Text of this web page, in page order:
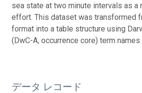
sea state at two minute intervals as a
effort. This dataset was transformed
format into a table structure using
(DwC-A, occurrence core) term
データ レコード